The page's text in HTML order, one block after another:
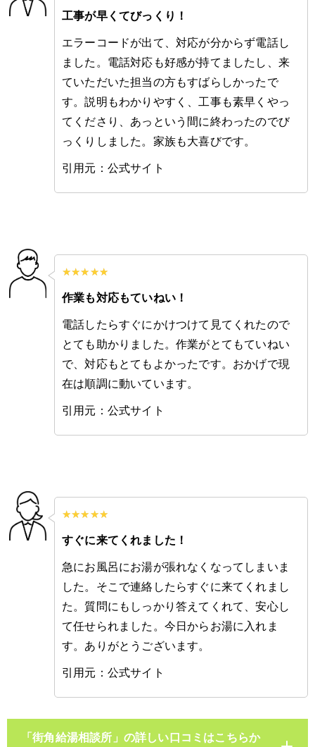
工事が早くてびっくり！
エラーコードが出て、対応が分からず電話し
ました。電話対応も好感が持てましたし、来
ていただいた担当の方もすばらしかったで
す。説明もわかりやすく、工事も素早くやっ
てくださり、あっという間に終わったのでび
っくりしました。家族も大喜びです。
引用元：公式サイト
作業も対応もていねい！
電話したらすぐにかけつけて見てくれたので
とても助かりました。作業がとてもていねい
で、対応もとてもよかったです。おかげで現
在は順調に動いています。
引用元：公式サイト
すぐに来てくれました！
急にお風呂にお湯が張れなくなってしまいま
した。そこで連絡したらすぐに来てくれまし
た。質問にもしっかり答えてくれて、安心し
て任せられました。今日からお湯に入れま
す。ありがとうございます。
引用元：公式サイト
「街角給湯相談所」の詳しい口コミはこちらか